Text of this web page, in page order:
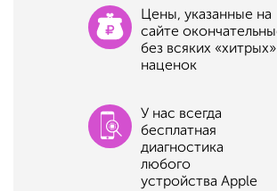
Цены, указанные на
сайте
без всяких «хитрых»
наценок
У нас всегда
бесплатная
диагностика
любого
устройства Apple